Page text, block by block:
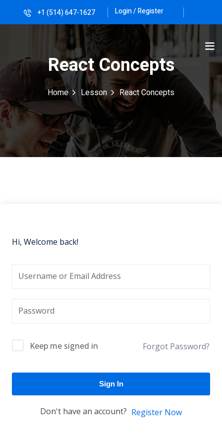
+1 (514) 647-1627 Login / Register
React Concepts
Home Lesson React Concepts
Hi, Welcome back!
Keep me signed in Forgot Password?
Sign In
Don't have an account? Register Now
Sign in Sign up
Sign in
Don’t have an account?Sign up